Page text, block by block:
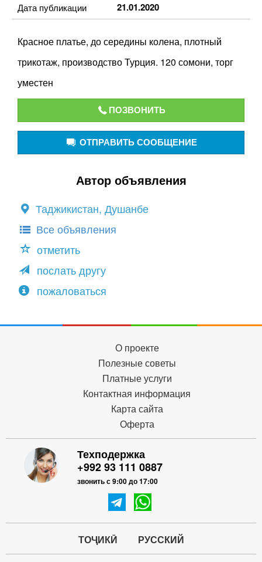
Дата публикации 21.01.2020
Красное платье, до середины колена, плотный
трикотаж, производство Турция. 120 сомони, торг
уместен
ПОЗВОНИТЬ
ОТПРАВИТЬ СООБЩЕНИЕ
Автор объявления
Таджикистан, Душанбе
Все объявления
отметить
послать другу
пожаловаться
О проекте
Полезные советы
Платные услуги
Контактная информация
Карта сайта
Оферта
Техподержка
+992 93 111 0887
звонить с 9:00 до 17:00
ТОҶИКӢ РУССКИЙ